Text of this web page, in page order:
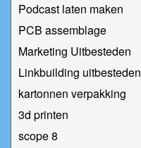
Podcast laten maken
PCB assemblage
Marketing Uitbesteden
Linkbuilding uitbesteden
kartonnen verpakking
3d printen
scope 8